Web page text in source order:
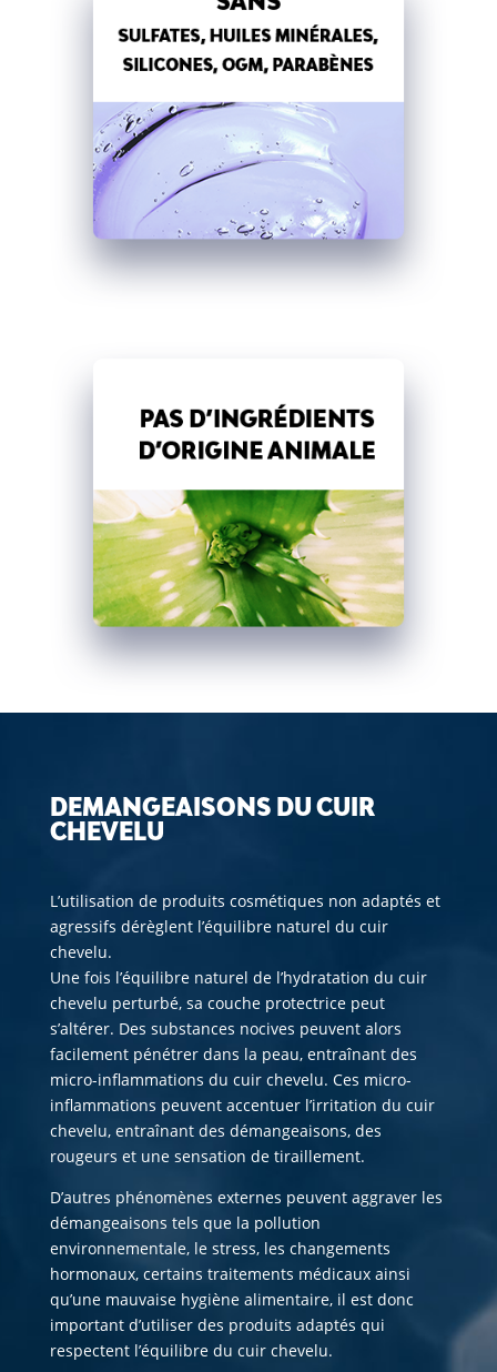
DEMANGEAISONS DU CUIR
CHEVELU
L’utilisation de produits cosmétiques non adaptés et
agressifs dérèglent l’équilibre naturel du cuir
chevelu.
Une fois l’équilibre naturel de l’hydratation du cuir
chevelu perturbé, sa couche protectrice peut
s’altérer. Des substances nocives peuvent alors
facilement pénétrer dans la peau, entraînant des
micro-inflammations du cuir chevelu. Ces micro-
inflammations peuvent accentuer l’irritation du cuir
chevelu, entraînant des démangeaisons, des
rougeurs et une sensation de tiraillement.
D’autres phénomènes externes peuvent aggraver les
démangeaisons tels que la pollution
environnementale, le stress, les changements
hormonaux, certains traitements médicaux ainsi
qu’une mauvaise hygiène alimentaire, il est donc
important d’utiliser des produits adaptés qui
respectent l’équilibre du cuir chevelu.